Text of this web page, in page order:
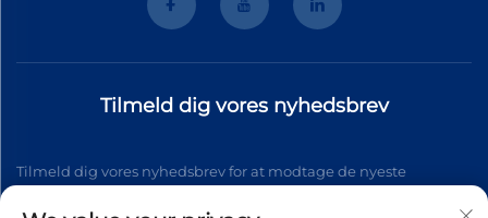
Tilmeld dig vores nyhedsbrev
Tilmeld dig vores nyhedsbrev for at modtage de nyeste